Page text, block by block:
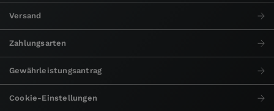
Versand
Zahlungsarten
Gewährleistungsantrag
Cookie-Einstellungen